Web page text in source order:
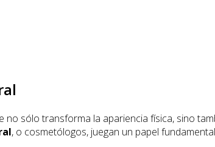
sólo transforma la apariencia física, sino
, o cosmetólogos, juegan un papel